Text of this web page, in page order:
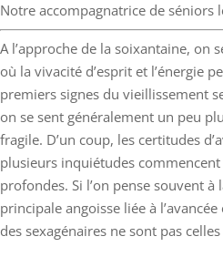
Notre accompagnatrice de séniors
A l’approche de la soixantaine, on
où la vivacité d’esprit et l’énergie
premiers signes du vieillissement
on se sent généralement un peu
fragile. D’un coup, les certitudes
plusieurs inquiétudes
profondes. Si l’on pense souvent
principale angoisse liée à
des sexagénaires ne sont pas